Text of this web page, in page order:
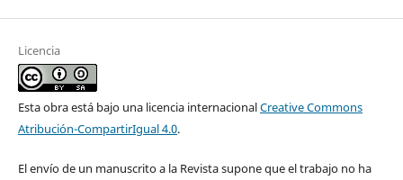
Licencia
Esta obra está bajo una licencia internacionalCreative Commons
Atribución-CompartirIgual 4.0.
El envío de un manuscrito a la Revista supone que el trabajo no ha